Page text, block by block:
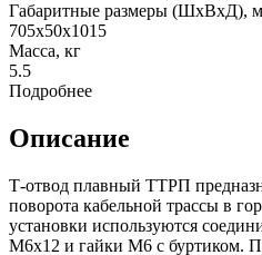
Габаритные размеры (ШхВхД),
705х50х1015
Масса, кг
5.5
Подробнее
Описание
Т-отвод плавный ТТРП
поворота кабельной трассы в
установки используются
М6х12 и гайки М6 с буртиком.